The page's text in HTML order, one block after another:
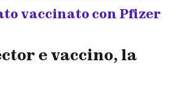
vaccinato con Pfizer
e vaccino, la